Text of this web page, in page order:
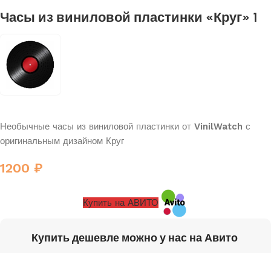
Часы из виниловой пластинки «Круг» 1
Необычные часы из виниловой пластинки от VinilWatch с
оригинальным дизайном Круг
1200 ₽
Купить на АВИТО
Купить дешевле можно у нас на Авито